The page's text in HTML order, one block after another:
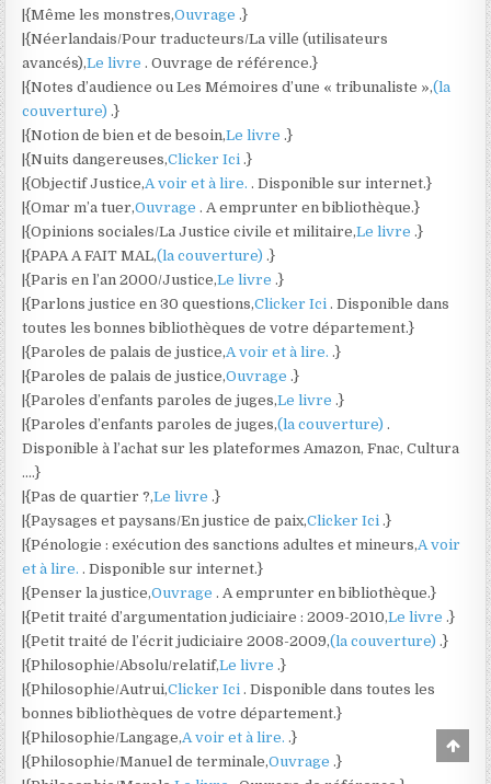
|{Même les monstres,Ouvrage.}
|{Néerlandais/Pour traducteurs/La ville (utilisateurs
avancés),Le livre. Ouvrage de référence.}
|{Notes d’audience ou Les Mémoires d’une « tribunaliste »,(la
couverture).}
|{Notion de bien et de besoin,Le livre.}
|{Nuits dangereuses,Clicker Ici.}
|{Objectif Justice,A voir et à lire.. Disponible sur internet.}
|{Omar m’a tuer,Ouvrage. A emprunter en bibliothèque.}
|{Opinions sociales/La Justice civile et militaire,Le livre.}
|{PAPA A FAIT MAL,(la couverture).}
|{Paris en l’an 2000/Justice,Le livre.}
|{Parlons justice en 30 questions,Clicker Ici. Disponible dans
toutes les bonnes bibliothèques de votre département.}
|{Paroles de palais de justice,A voir et à lire..}
|{Paroles de palais de justice,Ouvrage.}
|{Paroles d’enfants paroles de juges,Le livre.}
|{Paroles d’enfants paroles de juges,(la couverture).
Disponible à l’achat sur les plateformes Amazon, Fnac, Cultura
….}
|{Pas de quartier ?,Le livre.}
|{Paysages et paysans/En justice de paix,Clicker Ici.}
|{Pénologie : exécution des sanctions adultes et mineurs,A voir
et à lire.. Disponible sur internet.}
|{Penser la justice,Ouvrage. A emprunter en bibliothèque.}
|{Petit traité d’argumentation judiciaire : 2009-2010,Le livre.}
|{Petit traité de l’écrit judiciaire 2008-2009,(la couverture).}
|{Philosophie/Absolu/relatif,Le livre.}
|{Philosophie/Autrui,Clicker Ici. Disponible dans toutes les
bonnes bibliothèques de votre département.}
|{Philosophie/Langage,A voir et à lire..}
|{Philosophie/Manuel de terminale,Ouvrage.}
to
Top